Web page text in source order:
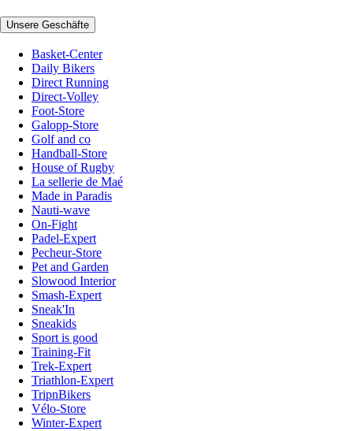
Unsere Geschäfte
Basket-Center
Daily Bikers
Direct Running
Direct-Volley
Foot-Store
Galopp-Store
Golf and co
Handball-Store
House of Rugby
La sellerie de Maé
Made in Paradis
Nauti-wave
On-Fight
Padel-Expert
Pecheur-Store
Pet and Garden
Slowood Interior
Smash-Expert
Sneak'In
Sneakids
Sport is good
Training-Fit
Trek-Expert
Triathlon-Expert
TripnBikers
Vélo-Store
Winter-Expert